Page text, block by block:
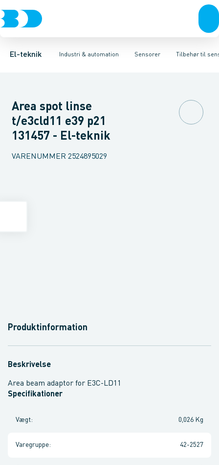
El-teknik Industri & automation
Afbrydere, stikkontakter & lampeudtagForgreningsmateriel
Sensorer
Industristiksystemer Frekvensomformere og softstartere
Tilbehør til
Trykafbryder Induktiv aftasterEnvejs lysgitter
Area spot linse
t/e3cld11 e39 p21
131457 - El-teknik
VARENUMMER 2524895029
Produktinformation
Beskrivelse
Area beam adaptor for E3C-LD11
Specifikationer
Vægt: 0,026 Kg
Varegruppe: 42-2527